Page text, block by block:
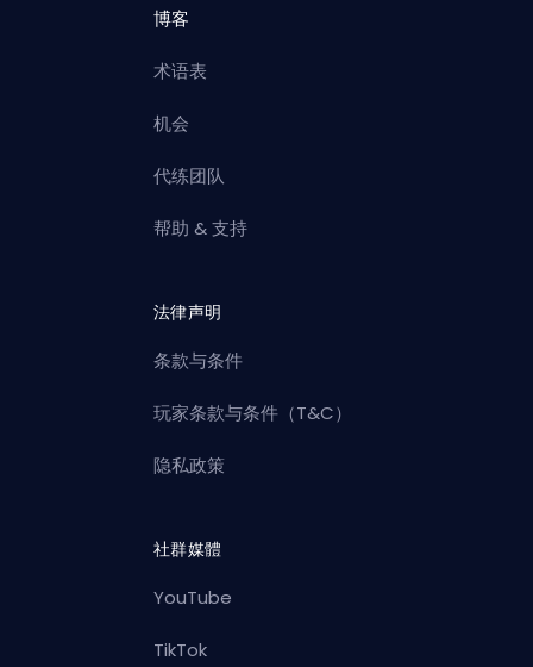
博客
术语表
机会
代练团队
帮助 & 支持
法律声明
条款与条件
玩家条款与条件（T&C）
隐私政策
社群媒體
YouTube
TikTok